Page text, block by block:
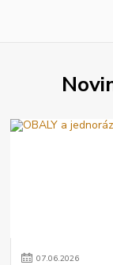
07.06.2026